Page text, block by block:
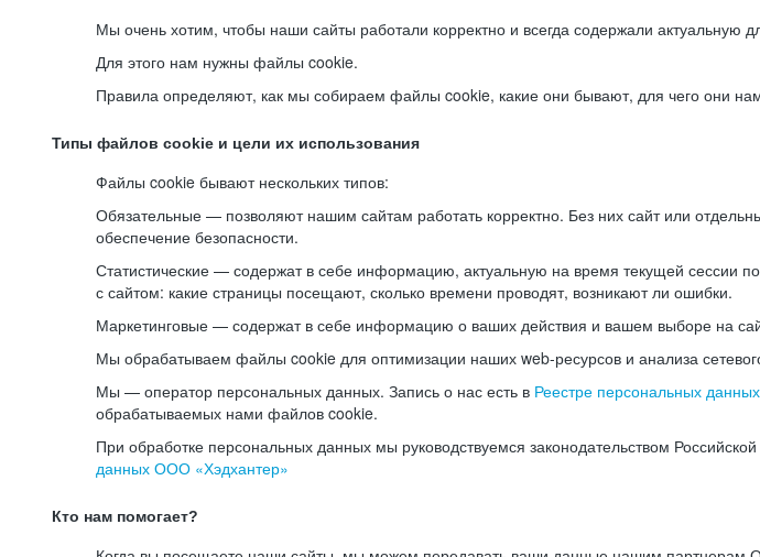
Мы очень хотим, чтобы наши сайты работали корректно и всегда содержали актуальную
Для этого нам нужны файлы cookie.
Правила определяют, как мы собираем файлы cookie, какие они бывают, для чего они
Типы файлов cookie и цели их использования
Файлы cookie бывают нескольких типов:
Обязательные — позволяют нашим сайтам работать корректно. Без них сайт или
обеспечение безопасности.
Статистические — содержат в себе информацию, актуальную на время текущей сессии
с сайтом: какие страницы посещают, сколько времени проводят, возникают ли ошибки.
Маркетинговые — содержат в себе информацию о ваших действия и вашем выборе на
Мы обрабатываем файлы cookie для оптимизации наших web-ресурсов и анализа
Мы — оператор персональных данных. Запись о нас есть в Реестре персональных
обрабатываемых нами файлов cookie.
При обработке персональных данных мы руководствуемся законодательством
данных ООО «Хэдхантер»
Кто нам помогает?